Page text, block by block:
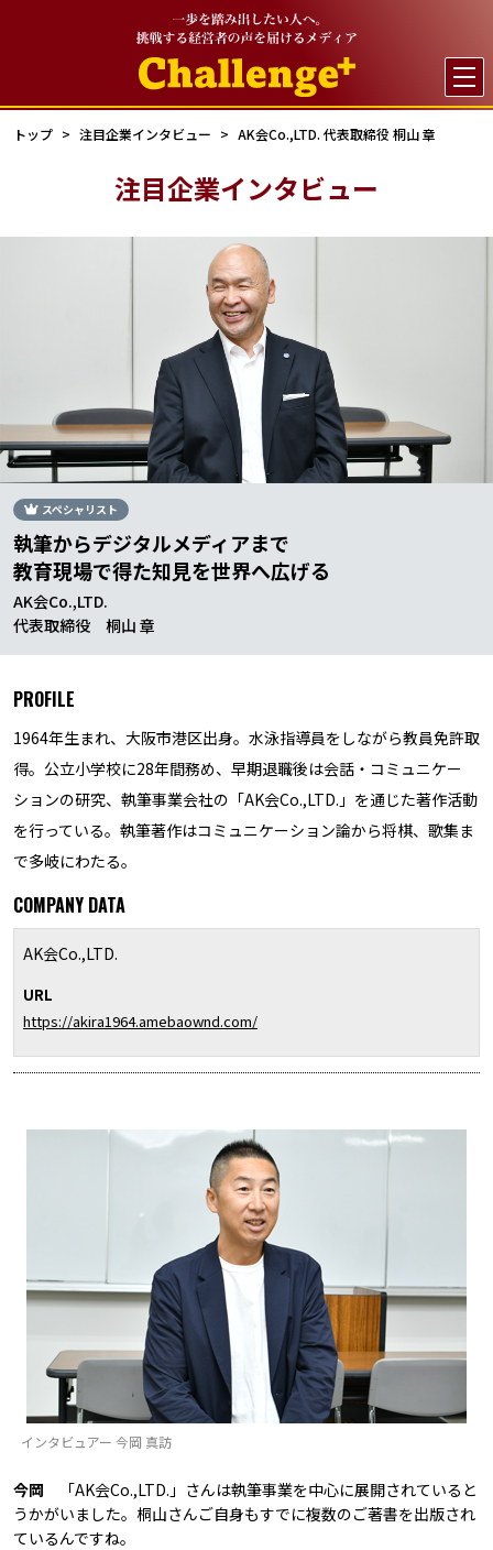

トップ 注目企業インタビュー AK会Co.,LTD. 代表取締役 桐山 章
注目企業インタビュー
スペシャリスト
執筆からデジタルメディアまで
教育現場で得た知見を世界へ広げる
AK会Co.,LTD.
代表取締役 桐山 章
PROFILE
1964年生まれ、大阪市港区出身。水泳指導員をしながら教員免許取
得。公立小学校に28年間務め、早期退職後は会話・コミュニケー
ションの研究、執筆事業会社の「AK会Co.,LTD.」を通じた著作活動
を行っている。執筆著作はコミュニケーション論から将棋、歌集ま
で多岐にわたる。
COMPANY DATA
AK会Co.,LTD.
URL
https://akira1964.amebaownd.com/
インタビュアー 今岡 真訪
今岡 「AK会Co.,LTD.」さんは執筆事業を中心に展開されていると
うかがいました。桐山さんご自身もすでに複数のご著書を出版され
ているんですね。